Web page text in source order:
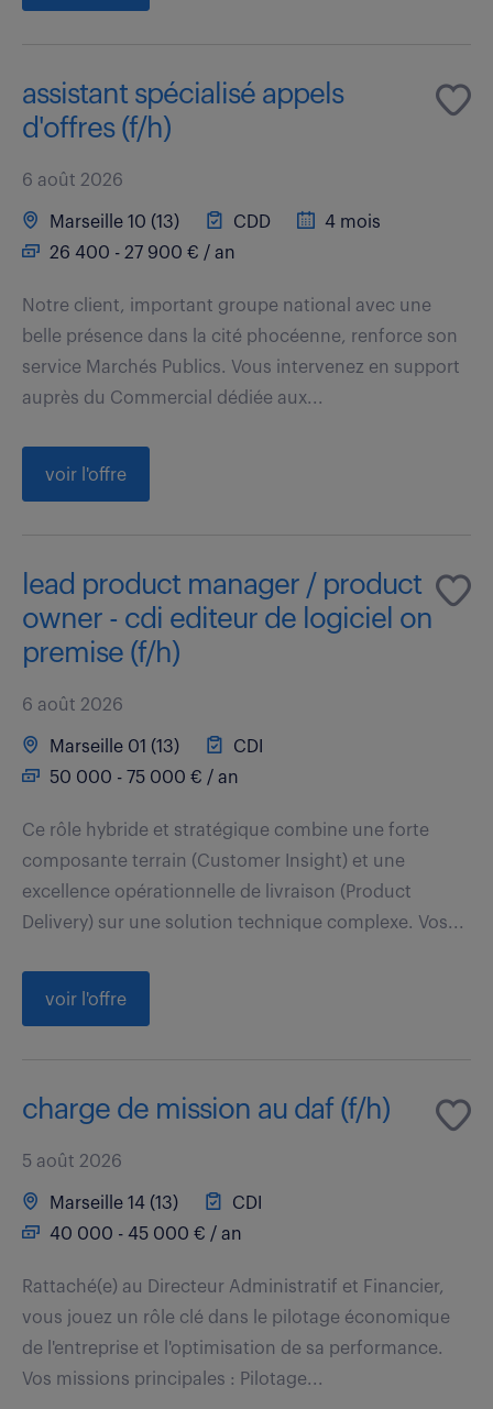
assistant spécialisé appels
d'offres (f/h)
6 août 2026
Marseille 10 (13) CDD
4 mois
26 400 - 27 900 € / an
Notre client, important groupe national avec une
belle présence dans la cité phocéenne, renforce son
service Marchés Publics. Vous intervenez en support
auprès du Commercial dédiée aux...
voir l'offre
lead product manager / product
owner - cdi editeur de logiciel on
premise (f/h)
6 août 2026
Marseille 01 (13)
CDI
50 000 - 75 000 € / an
Ce rôle hybride et stratégique combine une forte
composante terrain (Customer Insight) et une
excellence opérationnelle de livraison (Product
Delivery) sur une solution technique complexe. Vos...
voir l'offre
charge de mission au daf (f/h)
5 août 2026
Marseille 14 (13)
CDI
40 000 - 45 000 € / an
Rattaché(e) au Directeur Administratif et Financier,
vous jouez un rôle clé dans le pilotage économique
de l'entreprise et l'optimisation de sa performance.
Vos missions principales : Pilotage...